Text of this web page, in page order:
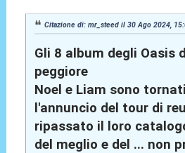
Citazione di: mr_steed il 30 Ago 2024,
Gli 8 album degli Oasis
peggiore
Noel e Liam sono
l'annuncio del tour di
ripassato il loro
del meglio e del ... non